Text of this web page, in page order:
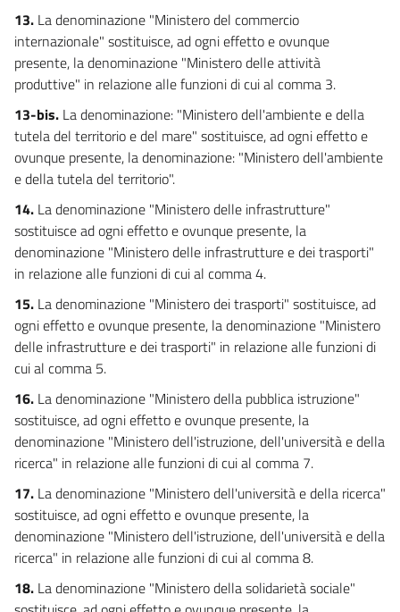
13. La denominazione "Ministero del commercio
internazionale" sostituisce, ad ogni effetto e ovunque
presente, la denominazione "Ministero delle attività
produttive" in relazione alle funzioni di cui al comma 3.
13-bis. La denominazione: "Ministero dell'ambiente e della
tutela del territorio e del mare" sostituisce, ad ogni effetto e
ovunque presente, la denominazione: "Ministero dell'ambiente
e della tutela del territorio".
14. La denominazione "Ministero delle infrastrutture"
sostituisce ad ogni effetto e ovunque presente, la
denominazione "Ministero delle infrastrutture e dei trasporti"
in relazione alle funzioni di cui al comma 4.
15. La denominazione "Ministero dei trasporti" sostituisce, ad
ogni effetto e ovunque presente, la denominazione "Ministero
delle infrastrutture e dei trasporti" in relazione alle funzioni di
cui al comma 5.
16. La denominazione "Ministero della pubblica istruzione"
sostituisce, ad ogni effetto e ovunque presente, la
denominazione "Ministero dell'istruzione, dell'università e della
ricerca" in relazione alle funzioni di cui al comma 7.
17. La denominazione "Ministero dell'università e della ricerca"
sostituisce, ad ogni effetto e ovunque presente, la
denominazione "Ministero dell'istruzione, dell'università e della
ricerca" in relazione alle funzioni di cui al comma 8.
18. La denominazione "Ministero della solidarietà sociale"